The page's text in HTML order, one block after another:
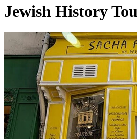
Jewish History